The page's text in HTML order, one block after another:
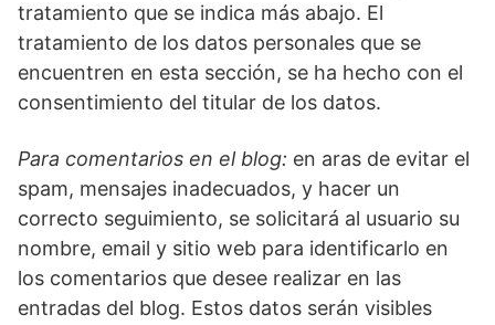
tratamiento que se indica más abajo. El
tratamiento de los datos personales que se
encuentren en esta sección, se ha hecho con el
consentimiento del titular de los datos.
Para comentarios en el blog: en aras de evitar el
spam, mensajes inadecuados, y hacer un
correcto seguimiento, se solicitará al usuario su
nombre, email y sitio web para identificarlo en
los comentarios que desee realizar en las
entradas del blog. Estos datos serán visibles